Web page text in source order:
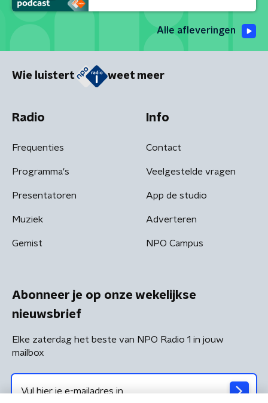
Alle afleveringen
Wie luistert weet meer
Radio
Frequenties
Programma's
Presentatoren
Muziek
Gemist
Info
Contact
Veelgestelde vragen
App de studio
Adverteren
NPO Campus
Abonneer je op onze wekelijkse
nieuwsbrief
Elke zaterdag het beste van NPO Radio 1 in jouw
mailbox